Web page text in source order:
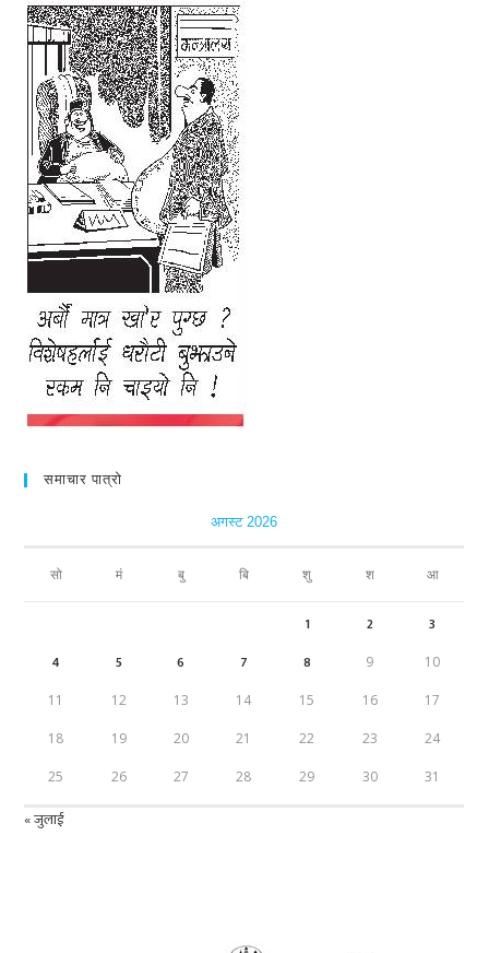
समाचार पात्रो
अगस्ट 2026
सो मं बु बि शु श आ
1 2
3
4
5 6 7 8 9 10
11 12 13 14 15 16 17
18 19 20 21 22 23 24
25 26 27 28 29 30 31
« जुलाई